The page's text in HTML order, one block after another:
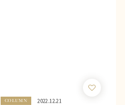
COLUMN 2022.12.21